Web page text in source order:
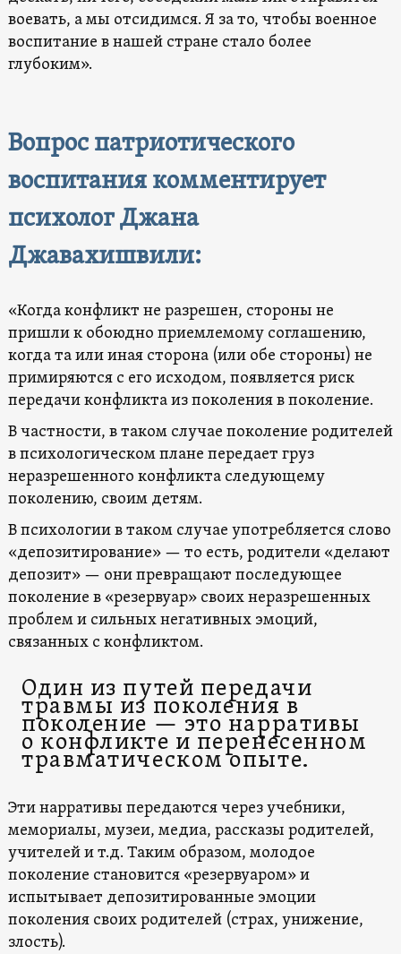
воевать, а мы отсидимся. Я за то, чтобы военное
воспитание в нашей стране стало более
глубоким».
Вопрос патриотического
воспитания комментирует
психолог Джана
Джавахишвили:
«Когда конфликт не разрешен, стороны не
пришли к обоюдно приемлемому соглашению,
когда та или иная сторона (или обе стороны) не
примиряются с его исходом, появляется риск
передачи конфликта из поколения в поколение.
В частности, в таком случае поколение родителей
в психологическом плане передает груз
неразрешенного конфликта следующему
поколению, своим детям.
В психологии в таком случае употребляется слово
«депозитирование» — то есть, родители «делают
депозит» — они превращают последующее
поколение в «резервуар» своих неразрешенных
проблем и сильных негативных эмоций,
связанных с конфликтом.
Один из путей передачи
травмы из поколения в
поколение — это нарративы
о конфликте и перенесенном
травматическом опыте.
Эти нарративы передаются через учебники,
мемориалы, музеи, медиа, рассказы родителей,
учителей и т.д. Таким образом, молодое
поколение становится «резервуаром» и
испытывает депозитированные эмоции
поколения своих родителей (страх, унижение,
злость).